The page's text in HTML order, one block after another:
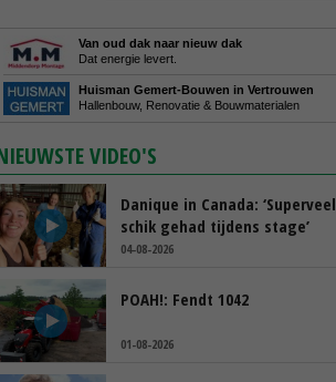
Van oud dak naar nieuw dak
Dat energie levert.
Huisman Gemert-Bouwen in Vertrouwen
Hallenbouw, Renovatie & Bouwmaterialen
VIDEO'S
Danique in Canada: ‘Superveel
schik gehad tijdens stage’
04-08-2026
POAH!: Fendt 1042
01-08-2026